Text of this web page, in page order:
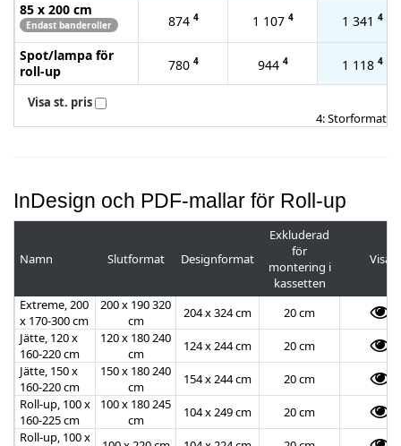
85 x 200 cm
Endast banderoller 874 4 1 107 4 1 341 4
Spot/lampa för
roll-up
780 4 944 4 1 118 4
Visa st. pris
4: Storformat
InDesign och PDF-mallar för Roll-up
Namn Slutformat Designformat
Exkluderad
för
montering i
kassetten
Visa
Extreme, 200
x 170-300 cm
200 x 190 320
cm
204 x 324 cm
20 cm
Jätte, 120 x
160-220 cm
120 x 180 240
cm
124 x 244 cm
20 cm
Jätte, 150 x
160-220 cm
150 x 180 240
cm
154 x 244 cm
20 cm
Roll-up, 100 x
160-225 cm
100 x 180 245
cm
104 x 249 cm
20 cm
Roll-up, 100 x